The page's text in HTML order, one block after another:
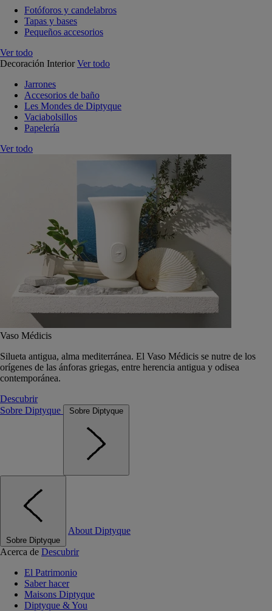
Fotóforos y candelabros
Tapas y bases
Pequeños accesorios
Ver todo
Decoración Interior Ver todo
Jarrones
Accesorios de baño
Les Mondes de Diptyque
Vaciabolsillos
Papelería
Ver todo
Vaso Médicis
Silueta antigua, alma mediterránea. El Vaso Médicis se nutre de los
orígenes de las ánforas griegas, entre herencia antigua y odisea
contemporánea.
Descubrir
Sobre Diptyque
Sobre Diptyque
Sobre Diptyque
About Diptyque
Acerca de Descubrir
El Patrimonio
Saber hacer
Maisons Diptyque
Diptyque & You